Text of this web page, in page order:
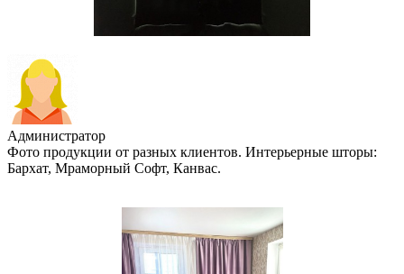
Администратор
Фото продукции от разных клиентов. Интерьерные шторы:
Бархат, Мраморный Софт, Канвас.